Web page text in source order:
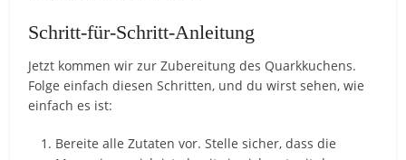
Schritt-für-Schritt-Anleitung
Jetzt kommen wir zur Zubereitung des Quarkkuchens.
Folge einfach diesen Schritten, und du wirst sehen, wie
einfach es ist:
Bereite alle Zutaten vor. Stelle sicher, dass die